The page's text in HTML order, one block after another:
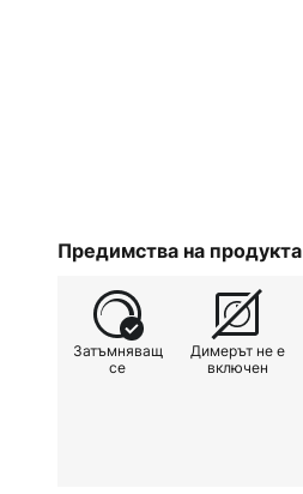
Предимства на продукта
Затъмняващ
се
Димерът не е
включен